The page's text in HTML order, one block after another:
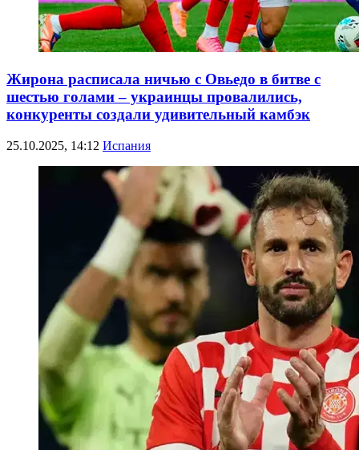
Жирона расписала ничью с Овьедо в битве с
шестью голами – украинцы провалились,
конкуренты создали удивительный камбэк
25.10.2025, 14:12 Испания